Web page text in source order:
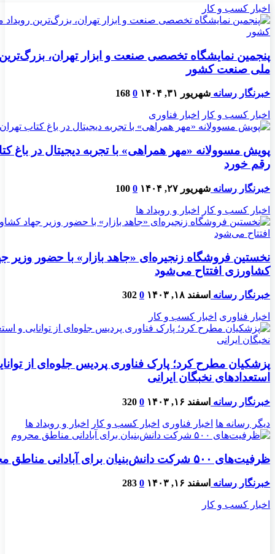
اخبار کسب و کار
پنجمین نمایشگاه تخصصی صنعت و ابزار تهران، بزرگ‌ترین
ملی صنعت کشور
خبرنگار رسانه شهریور ۳۱, ۱۴۰۴ 0
168
اخبار کسب و کار اخبار فناوری
پویش مسوولانه «مهر همراهی» با تجربه دیجیتال در باغ
رقم خورد
خبرنگار رسانه شهریور ۲۷, ۱۴۰۴ 0
100
اخبار کسب و کار اخبار و رویداد ها
نخستین فروشگاه زنجیره‌ای «جاهد بازار» با حضور وزیر
کشاورزی افتتاح می‌شود
خبرنگار رسانه اسفند ۱۸, ۱۴۰۳ 0
302
اخبار فناوری اخبار کسب و کار
پزشکیان مطرح کرد؛ پارک فناوری پردیس جلوه‌ای از
استعدادهای نخبگان ایرانی
خبرنگار رسانه اسفند ۱۶, ۱۴۰۳ 0
320
دیگر رسانه ها اخبار فناوری اخبار کسب و کار اخبار و رویداد ها
ظرفیت‌های ۵۰۰ شرکت دانش‌بنیان برای آبادانی مناطق محروم
خبرنگار رسانه اسفند ۱۶, ۱۴۰۳ 0
283
اخبار کسب و کار